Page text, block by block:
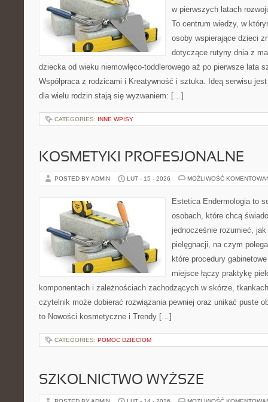
w pierwszych latach
To centrum wiedzy, w
osoby wspierające dzieci
dotyczące rutyny dnia z
dziecka od wieku niemowlęco-toddlerowego aż po pierwsze lata
Współpraca z rodzicami i Kreatywność i sztuka. Ideą serwisu
dla wielu rodzin stają się wyzwaniem: […]
CATEGORIES: INNE WPISY
KOSMETYKI PROFESJONALNE
POSTED BY ADMIN LUT - 15 - 2026 MOŻLIWOŚĆ
Estetica Endermologia to
osobach, które chcą
jednocześnie rozumieć, jak
pielęgnacji, na czym
które procedury
miejsce łączy praktykę
komponentach i zależnościach zachodzących w skórze,
czytelnik może dobierać rozwiązania pewniej oraz unikać puste
to Nowości kosmetyczne i Trendy […]
CATEGORIES: POMOC DZIECIOM
SZKOLNICTWO WYŻSZE